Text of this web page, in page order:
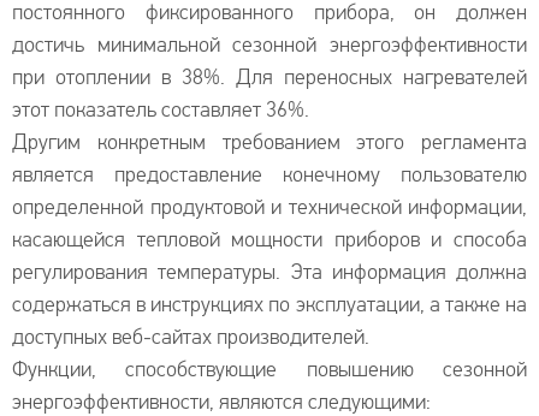
постоянного фиксированного прибора, он должен
достичь минимальной сезонной энергоэффективности
при отоплении в 38%. Для переносных нагревателей
этот показатель составляет 36%.
Другим конкретным требованием этого регламента
является предоставление конечному пользователю
определенной продуктовой и технической информации,
касающейся тепловой мощности приборов и способа
регулирования температуры. Эта информация должна
содержаться в инструкциях по эксплуатации, а также на
доступных веб-сайтах производителей.
Функции, способствующие повышению сезонной
энергоэффективности, являются следующими: